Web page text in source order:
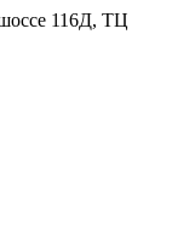
116Д, ТЦ